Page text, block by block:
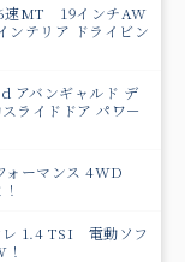
速MT 19インチAW
ンテリア ドライビン
アバンギャルド デ
ライドドア パワ－
ォーマンス 4WD
レ 1.4 TSI 電動ソフ